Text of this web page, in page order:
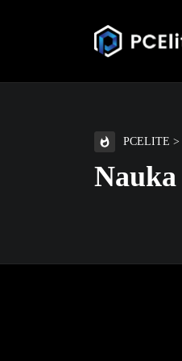
PCELITE >
Nauka